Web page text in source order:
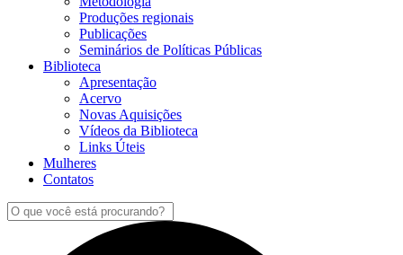
Produções regionais
Publicações
Seminários de Políticas Públicas
Biblioteca
Apresentação
Acervo
Novas Aquisições
Vídeos da Biblioteca
Links Úteis
Mulheres
Contatos